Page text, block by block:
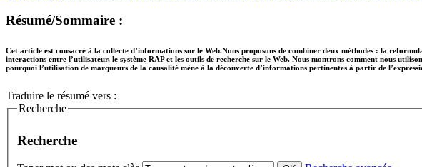
Résumé/Sommaire :
Cet article est consacré à la collecte d’informations sur le Web.Nous proposons de combiner deux méthodes : la
interactions entre l’utilisateur, le système RAP et les outils de recherche sur le Web. Nous montrons comment nous
pourquoi l’utilisation de marqueurs de la causalité mène à la découverte d’informations pertinentes à partir de
Traduire le résumé vers :
Recherche
Recherche